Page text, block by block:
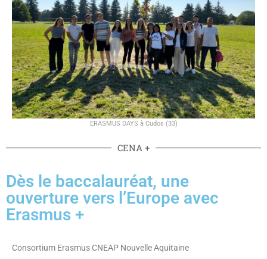
ERASMUS DAYS à Cudos (33)
CENA +
Dès le baccalauréat, une
ouverture vers l’Europe avec
Erasmus +
Consortium Erasmus CNEAP Nouvelle Aquitaine